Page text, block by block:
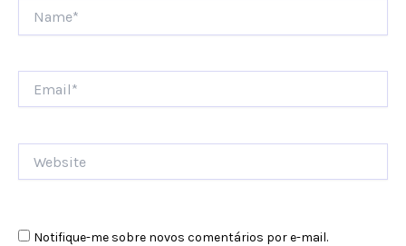
Notifique-me sobre novos comentários por e-mail.